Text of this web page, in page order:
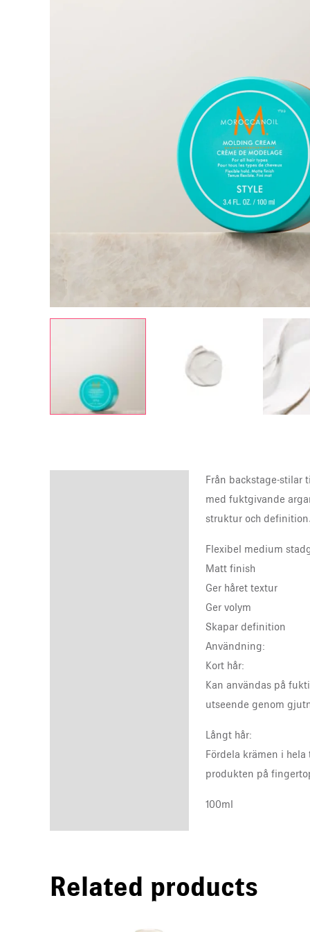
Från backstage-stilar
med fuktgivande
struktur och definition.
Flexibel medium
Matt finish
Ger håret textur
Ger volym
Skapar definition
Användning:
Kort hår:
Kan användas på
utseende genom
Långt hår:
Fördela krämen i
produkten på
100ml
Related products